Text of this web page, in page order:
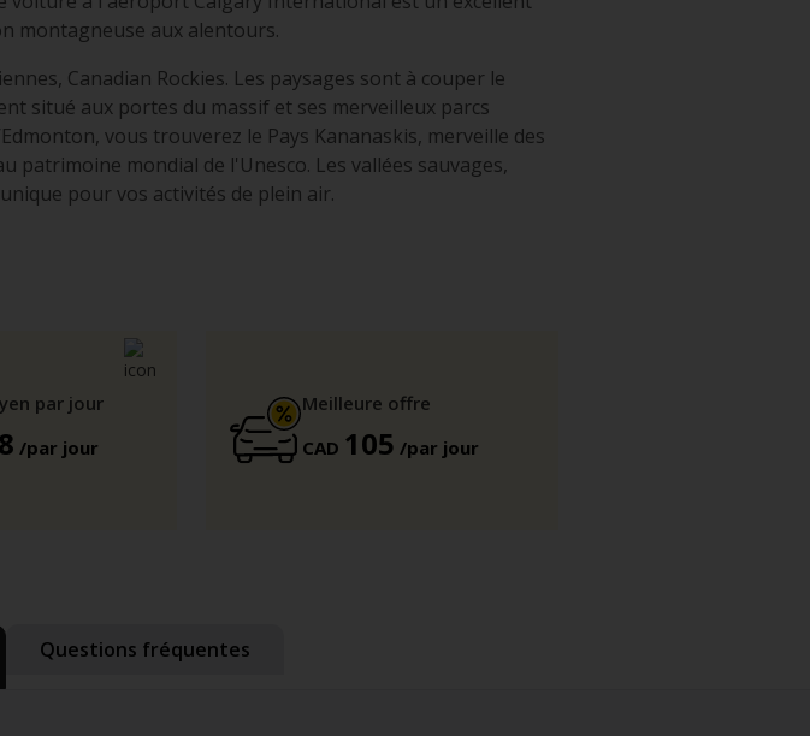
montagneuse aux alentours.
Canadian Rockies. Les paysages sont à couper le
situé aux portes du massif et ses merveilleux parcs
vous trouverez le Pays Kananaskis, merveille des
patrimoine mondial de l'Unesco. Les vallées sauvages,
pour vos activités de plein air.
par jour
/par jour
Meilleure offre
CAD 105 /par jour
Questions fréquentes